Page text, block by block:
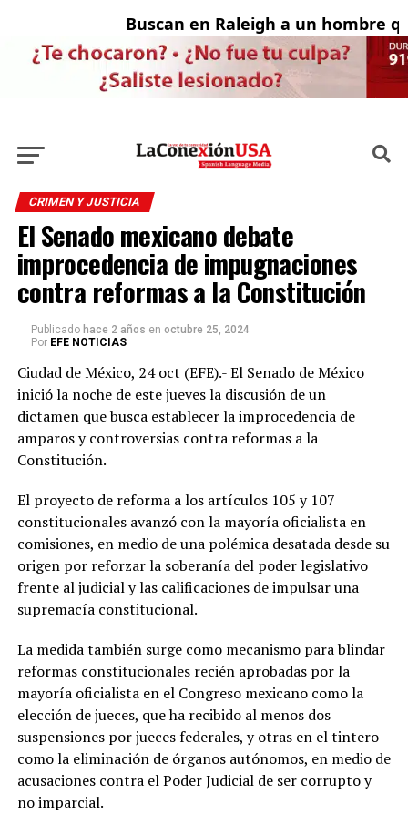
Buscan en Raleigh a un hombre
CRIMEN Y JUSTICIA
El Senado mexicano debate
improcedencia de impugnaciones
contra reformas a la Constitución
Publicado hace 2 años en octubre 25, 2024
Por EFE NOTICIAS
Ciudad de México, 24 oct (EFE).- El Senado de México
inició la noche de este jueves la discusión de un
dictamen que busca establecer la improcedencia de
amparos y controversias contra reformas a la
Constitución.
El proyecto de reforma a los artículos 105 y 107
constitucionales avanzó con la mayoría oficialista en
comisiones, en medio de una polémica desatada desde su
origen por reforzar la soberanía del poder legislativo
frente al judicial y las calificaciones de impulsar una
supremacía constitucional.
La medida también surge como mecanismo para blindar
reformas constitucionales recién aprobadas por la
mayoría oficialista en el Congreso mexicano como la
elección de jueces, que ha recibido al menos dos
suspensiones por jueces federales, y otras en el tintero
como la eliminación de órganos autónomos, en medio de
acusaciones contra el Poder Judicial de ser corrupto y
no imparcial.